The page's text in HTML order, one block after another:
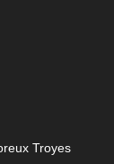
Troyes